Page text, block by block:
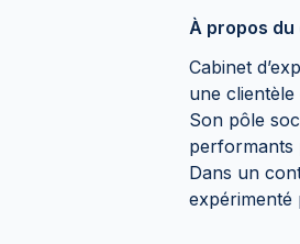
À propos
Cabinet
une
Son pôle
performants
Dans un